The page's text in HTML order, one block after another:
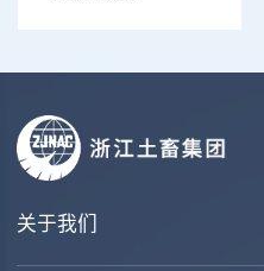
关于我们